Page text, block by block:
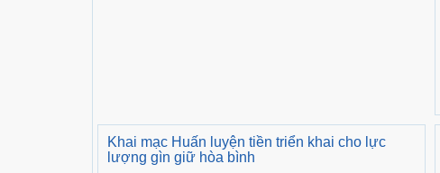
Khai mạc Huấn luyện tiền triển khai cho lực
lượng gìn giữ hòa bình